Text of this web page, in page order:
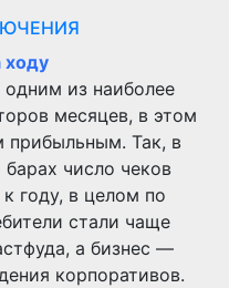
ходу
из наиболее
месяцев, в этом
прибыльным. Так, в
число чеков
году, в целом по
стали чаще
а бизнес —
корпоративов.